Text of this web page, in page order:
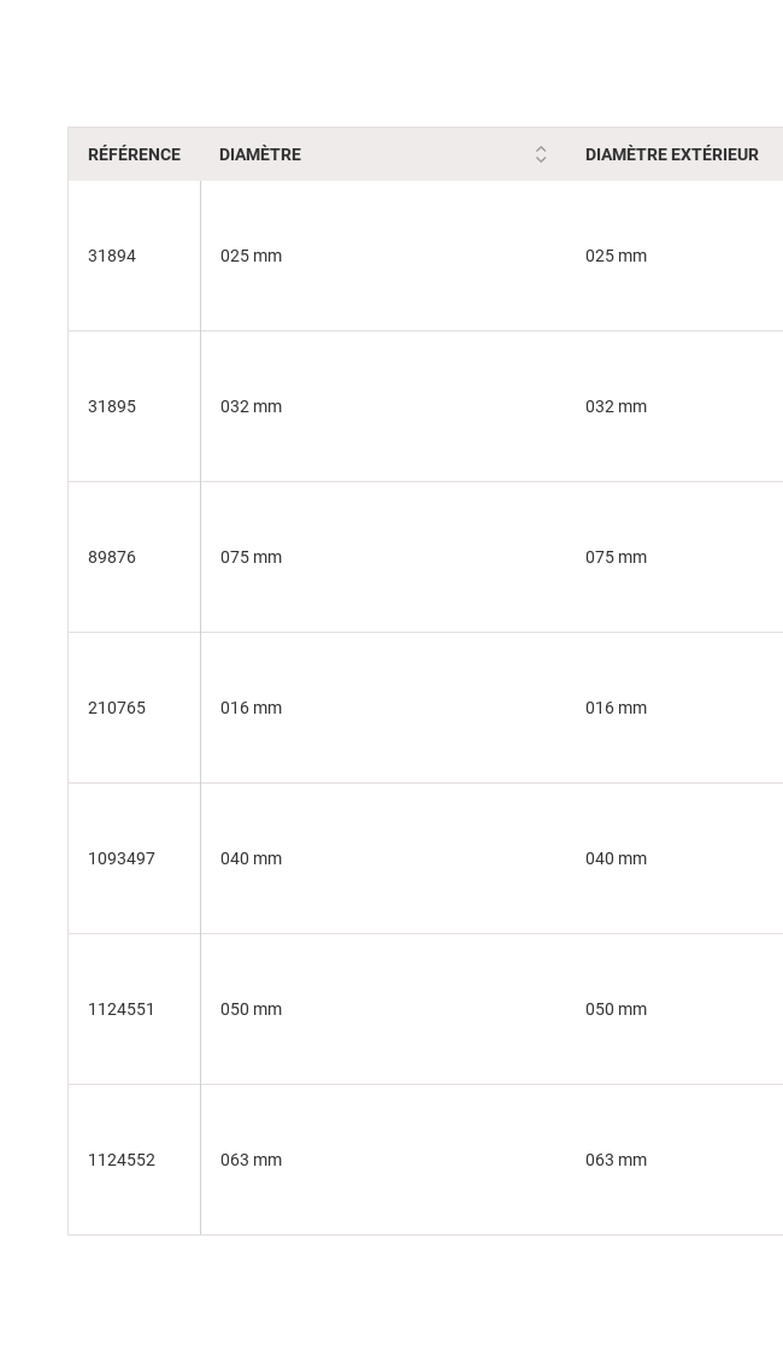
RÉFÉRENCE DIAMÈTRE DIAMÈTRE EXTÉRIEUR
31894 025 mm 025 mm
31895 032 mm 032 mm
89876 075 mm 075 mm
210765 016 mm 016 mm
1093497 040 mm 040 mm
1124551 050 mm 050 mm
1124552 063 mm 063 mm